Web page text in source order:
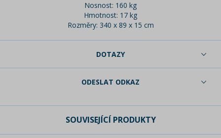
Nosnost: 160 kg
Hmotnost: 17 kg
Rozměry: 340 x 89 x 15 cm
DOTAZY
ODESLAT ODKAZ
SOUVISEJÍCÍ PRODUKTY